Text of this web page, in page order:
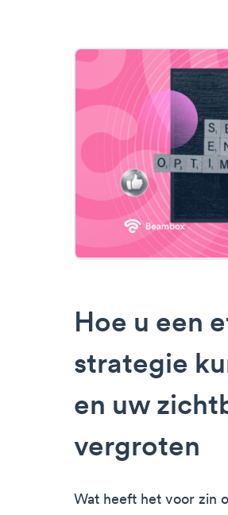
Hoe u een
strategie
en uw
vergroten
Wat heeft het voor zin